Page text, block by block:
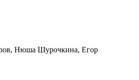
Нюша Шурочкина, Егор